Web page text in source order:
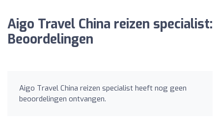
Aigo Travel China reizen specialist:
Beoordelingen
Aigo Travel China reizen specialist heeft nog geen
beoordelingen ontvangen.